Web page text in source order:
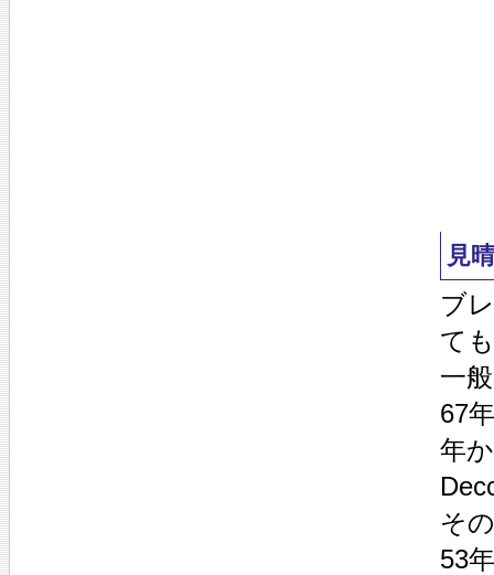
見
ブ
て
一
67
年
そ
53